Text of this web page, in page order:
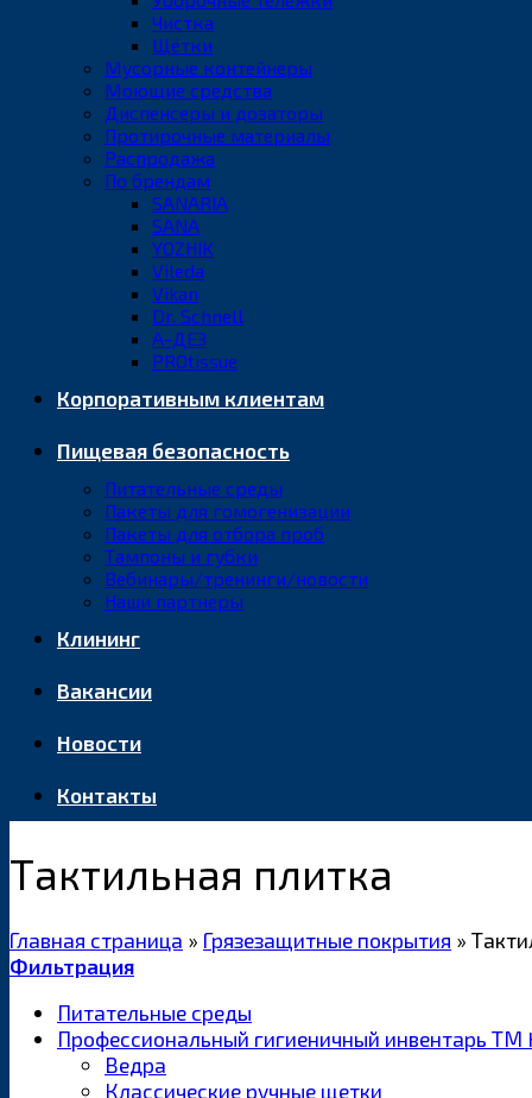
Чистка
Щётки
Мусорные контейнеры
Моющие средства
Диспенсеры и дозаторы
Протирочные материалы
Распродажа
По брендам
SANARIA
SANA
YOZHIK
Vileda
Vikan
Dr. Schnell
А-ДЕЗ
PROtissue
Корпоративным клиентам
Пищевая безопасность
Питательные среды
Пакеты для гомогенизации
Пакеты для отбора проб
Тампоны и губки
Вебинары/тренинги/новости
Наши партнеры
Клининг
Вакансии
Новости
Контакты
Тактильная плитка
Главная страница » Грязезащитные покрытия »
Фильтрация
Питательные среды
Профессиональный гигиеничный инвентарь ТМ
Ведра
Классические ручные щетки